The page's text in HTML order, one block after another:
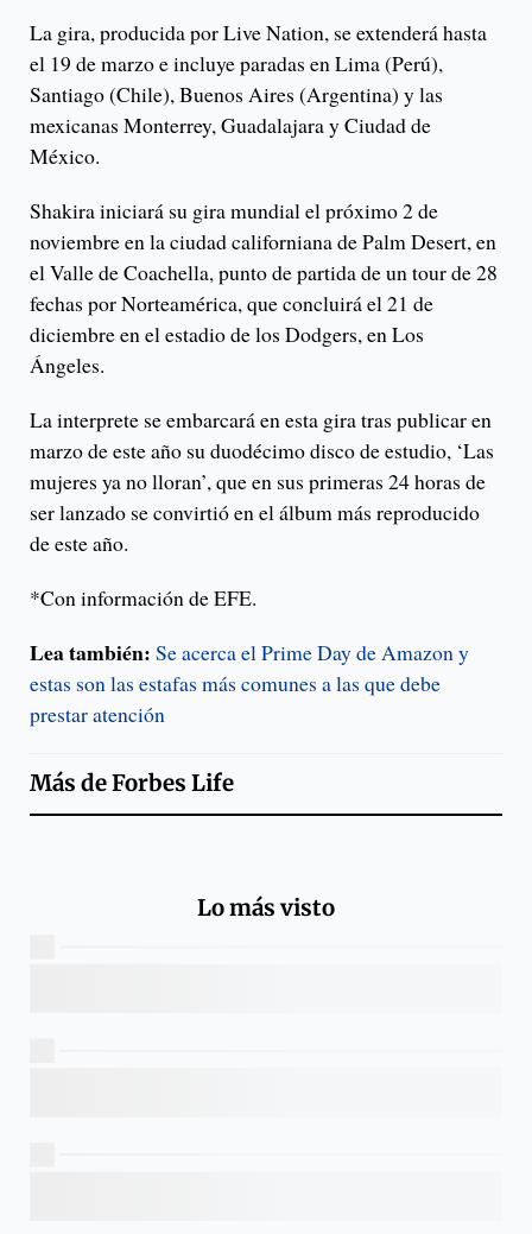
La gira, producida por Live Nation, se extenderá hasta
el 19 de marzo e incluye paradas en Lima (Perú),
Santiago (Chile), Buenos Aires (Argentina) y las
mexicanas Monterrey, Guadalajara y Ciudad de
México.
Shakira iniciará su gira mundial el próximo 2 de
noviembre en la ciudad californiana de Palm Desert, en
el Valle de Coachella, punto de partida de un tour de 28
fechas por Norteamérica, que concluirá el 21 de
diciembre en el estadio de los Dodgers, en Los
Ángeles.
La interprete se embarcará en esta gira tras publicar en
marzo de este año su duodécimo disco de estudio, ‘Las
mujeres ya no lloran’, que en sus primeras 24 horas de
ser lanzado se convirtió en el álbum más reproducido
de este año.
*Con información de EFE.
Lea también: Se acerca el Prime Day de Amazon y
estas son las estafas más comunes a las que debe
prestar atención
Más deForbes Life
Lo más visto